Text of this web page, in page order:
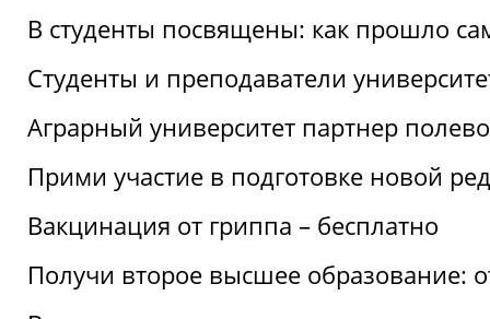
В студенты посвящены: как прошло
Студенты и преподаватели
Аграрный университет партнер
Прими участие в подготовке новой
Вакцинация от гриппа – бесплатно
Получи второе высшее образование: